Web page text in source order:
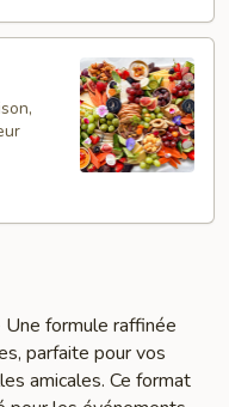
formule raffinée
parfaite pour vos
amicales. Ce format